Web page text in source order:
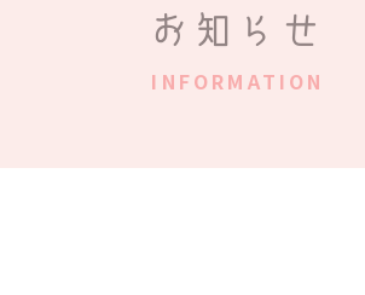
お知らせ
INFORMATION